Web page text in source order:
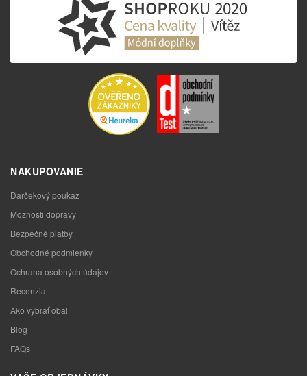
NAKUPOVANIE
Darčekový poukaz
Možnosti dopravy
Bezpečné platby
Obchodné podmienky
Ochrana osobných údajov
Recenzia
Ako vybrať obal
Blog
FAQs